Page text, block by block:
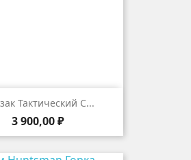
Тактический С...
Цена
3 900,00 ₽